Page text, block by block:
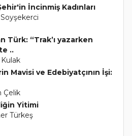
İncinmiş Kadınları
Türk: “Trak’ı yazarken
..
Mavisi ve Edebiyatçının İşi:
Çelik
Yitimi
Türkeş